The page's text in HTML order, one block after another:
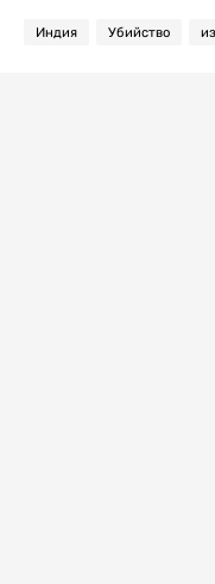
Индия Убийство